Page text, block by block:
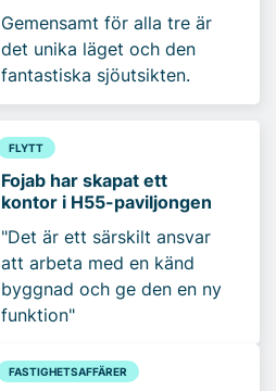
Gemensamt för alla tre är
det unika läget och den
fantastiska sjöutsikten.
FLYTT
Fojab har skapat ett
kontor i H55-paviljongen
"Det är ett särskilt ansvar
att arbeta med en känd
byggnad och ge den en ny
funktion"
FASTIGHETSAFFÄRER